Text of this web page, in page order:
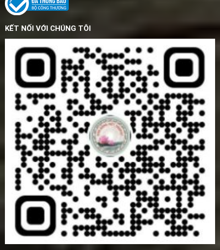
KẾT NỐI VỚI CHÚNG TÔI